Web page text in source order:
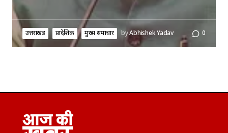
उत्तराखंड प्रादेशिक मुख्य समाचार byAbhishek Yadav 0